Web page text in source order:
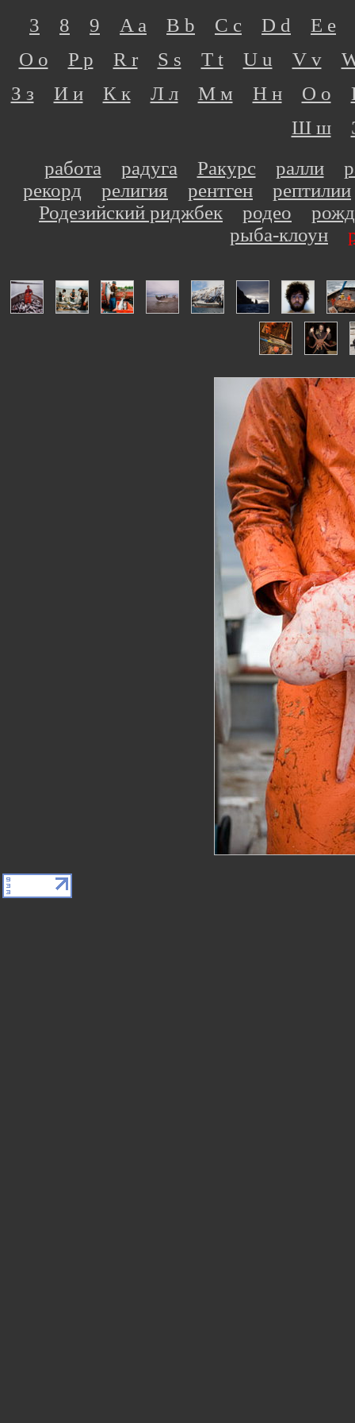
3 8 9 A a B b C c D d
E e
O o
P p R r S s T t U u V v
З з
И и К к Л л М м Н н О о
Ш ш
работа
радуга Ракурс ралли
рекорд
религия рентген
рептилии
Родезийский риджбек
родео
рыба-клоун